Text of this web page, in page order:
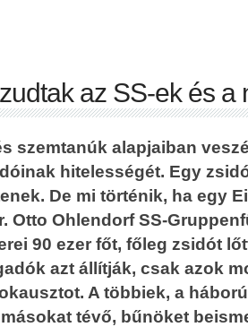
az SS-ek és a
szemtanúk alapjaiban
hitelességét. Egy
De mi történik, ha egy
Otto Ohlendorf SS-
90 ezer főt, főleg zsidót
azt állítják, csak azok
A többiek, a
tévő, bűnöket